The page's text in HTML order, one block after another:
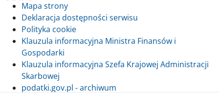
Mapa strony
Deklaracja dostępności serwisu
Polityka cookie
Klauzula informacyjna Ministra Finansów i
Gospodarki
Klauzula informacyjna Szefa Krajowej Administracji
Skarbowej
podatki.gov.pl - archiwum